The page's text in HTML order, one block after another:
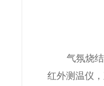
气氛烧结炉
红外测温仪